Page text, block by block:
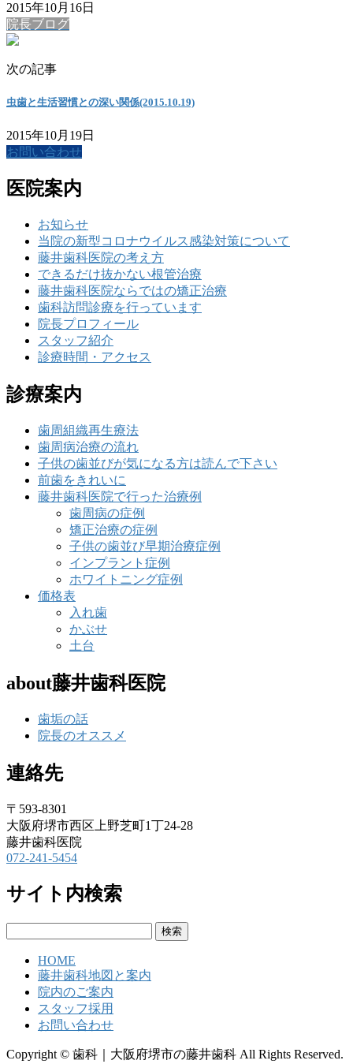
2015年10月16日
院長ブログ
次の記事
虫歯と生活習慣との深い関係(2015.10.19)
2015年10月19日
お問い合わせ
医院案内
お知らせ
当院の新型コロナウイルス感染対策について
藤井歯科医院の考え方
できるだけ抜かない根管治療
藤井歯科医院ならではの矯正治療
歯科訪問診療を行っています
院長プロフィール
スタッフ紹介
診療時間・アクセス
診療案内
歯周組織再生療法
歯周病治療の流れ
子供の歯並びが気になる方は読んで下さい
前歯をきれいに
藤井歯科医院で行った治療例
歯周病の症例
矯正治療の症例
子供の歯並び早期治療症例
インプラント症例
ホワイトニング症例
価格表
入れ歯
かぶせ
土台
about藤井歯科医院
歯垢の話
院長のオススメ
連絡先
〒593-8301
大阪府堺市西区上野芝町1丁24-28
藤井歯科医院
072-241-5454
サイト内検索
HOME
藤井歯科地図と案内
院内のご案内
スタッフ採用
お問い合わせ
Copyright © 歯科｜大阪府堺市の藤井歯科 All Rights Reserved.